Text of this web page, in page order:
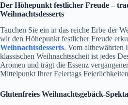
Der Höhepunkt festlicher Freude –
Weihnachtsdesserts
Tauchen Sie ein in das reiche Erbe der
wir den Höhepunkt festlicher Freude
Weihnachtsdesserts. Vom altbewährten
klassischen Weihnachtsscheit ist jedes
Aromen und trägt die Essenz
Mittelpunkt Ihrer Feiertags
Glutenfreies Weihnachtsgebäck-